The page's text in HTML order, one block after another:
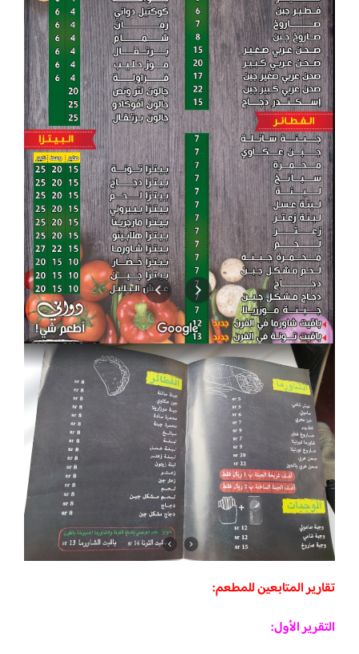
تقارير المتابعين للمطعم:
التقرير الأول: